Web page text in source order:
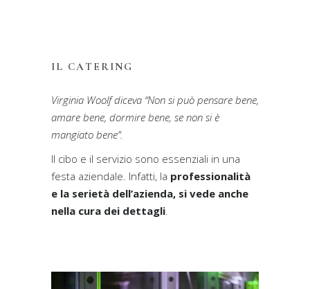
IL CATERING
Virginia Woolf diceva “Non si può pensare bene,
amare bene, dormire bene, se non si è
mangiato bene”.
Il cibo e il servizio sono essenziali in una
festa aziendale. Infatti, la professionalità
e la serietà dell’azienda, si vede anche
nella cura dei dettagli